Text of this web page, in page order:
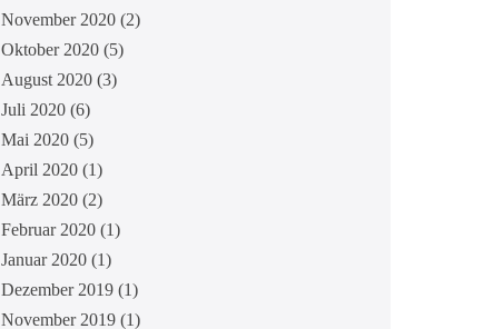
November 2020(2)
Oktober 2020(5)
August 2020(3)
Juli 2020(6)
Mai 2020(5)
April 2020(1)
März 2020(2)
Februar 2020(1)
Januar 2020(1)
Dezember 2019(1)
November 2019(1)